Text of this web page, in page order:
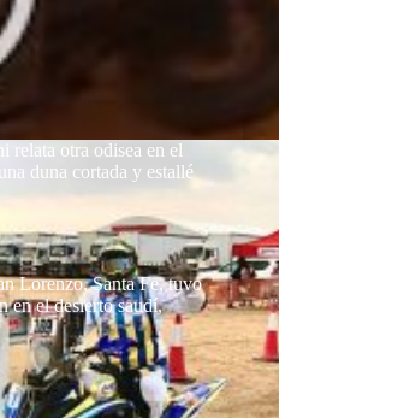
relata otra odisea en el
duna cortada y estallé
Lorenzo, Santa Fe, tuvo
en el desierto saudí,